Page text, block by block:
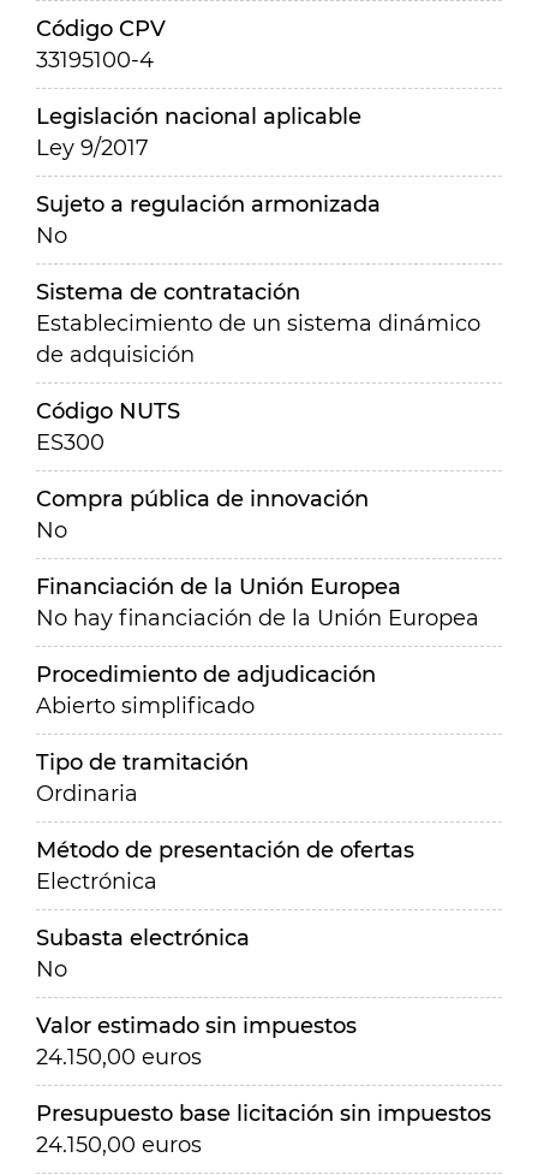
Código CPV
33195100-4
Legislación nacional aplicable
Ley 9/2017
Sujeto a regulación armonizada
No
Sistema de contratación
Establecimiento de un sistema dinámico
de adquisición
Código NUTS
ES300
Compra pública de innovación
No
Financiación de la Unión Europea
No hay financiación de la Unión Europea
Procedimiento de adjudicación
Abierto simplificado
Tipo de tramitación
Ordinaria
Método de presentación de ofertas
Electrónica
Subasta electrónica
No
Valor estimado sin impuestos
24.150,00 euros
Presupuesto base licitación sin impuestos
24.150,00 euros